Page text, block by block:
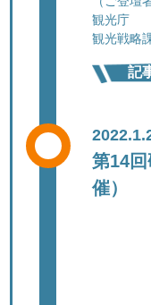
観光庁
観光戦略
記
第14
催）